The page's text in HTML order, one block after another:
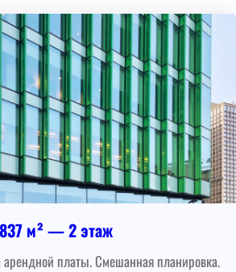
837 м² — 2 этаж
арендной платы. Смешанная планировка.